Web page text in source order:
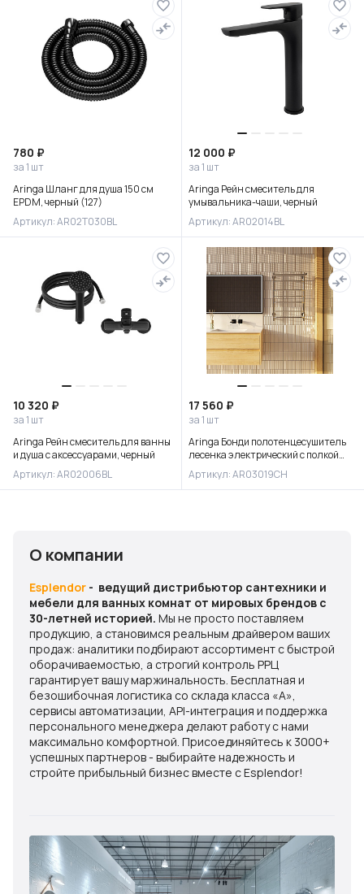
780 ₽
за 1 шт
Aringa Шланг для душа 150 см
EPDM, черный (127)
Артикул: AR02T030BL
12 000 ₽
за 1 шт
Aringa Рейн смеситель для
умывальника-чаши, черный
Артикул: AR02014BL
10 320 ₽
за 1 шт
Aringa Рейн смеситель для ванны
и душа с аксессуарами, черный
Артикул: AR02006BL
17 560 ₽
за 1 шт
Aringa Бонди полотенцесушитель
лесенка электрический с полкой
80*50, хром
Артикул: AR03019CH
О компании
Esplendor - ведущий дистрибьютор сантехники и
мебели для ванных комнат от мировых брендов с
30-летней историей. Мы не просто поставляем
продукцию, а становимся реальным драйвером ваших
продаж: аналитики подбирают ассортимент с быстрой
оборачиваемостью, а строгий контроль РРЦ
гарантирует вашу маржинальность. Бесплатная и
безошибочная логистика со склада класса «А»,
сервисы автоматизации, API-интеграция и поддержка
персонального менеджера делают работу с нами
максимально комфортной. Присоединяйтесь к 3000+
успешных партнеров - выбирайте надежность и
стройте прибыльный бизнес вместе с Esplendor!